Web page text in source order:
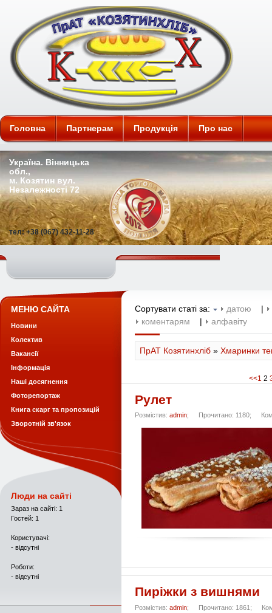
ПАТ "Козятинхліб"
Головна Партнерам Продукція Про нас
Україна. Вінницька
обл.,
м. Козятин вул.
Незалежності 72
тел: +38 (067) 432-11-28
Сортувати статі за: датою
|
коментарям
| алфавіту
ПрАТ Козятинхліб » Хмаринки
<<1 2
Рулет
Розмістив: admin; Прочитано: 1180;
Пиріжки з вишнями
Розмістив: admin; Прочитано: 1861;
МЕНЮ САЙТА
Новини
Колектив
Вакансії
Інформація
Наші досягнення
Фоторепортаж
Книга скарг та пропозицій
Зворотній зв'язок
Люди на сайті
Зараз на сайті: 1
Гостей: 1
Користувачі:
- відсутні
Роботи:
- відсутні